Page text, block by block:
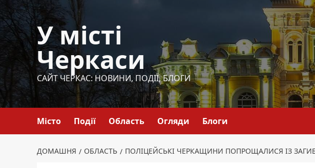
Перейти
до
вмісту
У місті
Черкаси
САЙТ ЧЕРКАС: НОВИНИ, ПОДІЇ, БЛОГИ
Місто Події Область Огляди Блоги
ДОМАШНЯ ОБЛАСТЬ ПОЛІЦЕЙСЬКІ ЧЕРКАЩИНИ ПОПРОЩАЛИСЯ ІЗ